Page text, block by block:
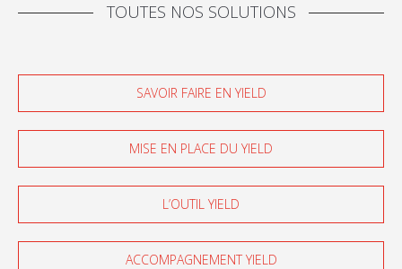
TOUTES NOS SOLUTIONS
SAVOIR FAIRE EN YIELD
MISE EN PLACE DU YIELD
L’OUTIL YIELD
ACCOMPAGNEMENT YIELD